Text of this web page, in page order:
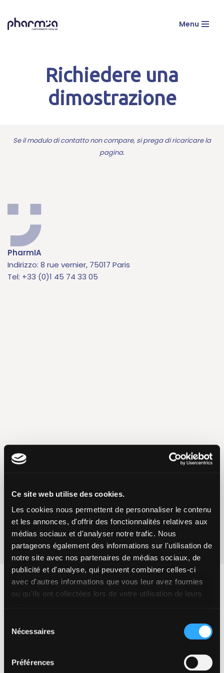
Ce site web utilise des cookies.
Les cookies nous permettent de personnaliser le contenu
et les annonces, d'offrir des fonctionnalités relatives aux
médias sociaux et d'analyser notre trafic. Nous
partageons également des informations sur l'utilisation de
notre site avec nos partenaires de médias sociaux, de
publicité et d'analyse, qui peuvent combiner celles-ci
avec d'autres informations que vous leur avez fournies
ou qu'ils ont collectées lors de votre utilisation de leurs
Nécessaires
Préférences
Vai
Menu
Richiedere una
dimostrazione
Se il modulo di contatto non compare, si prega di ricaricare la
pagina.
PharmIA
Indirizzo: 8 rue vernier, 75017 Paris
Tel: +33 (0)1 45 74 33 05
Richiedi una